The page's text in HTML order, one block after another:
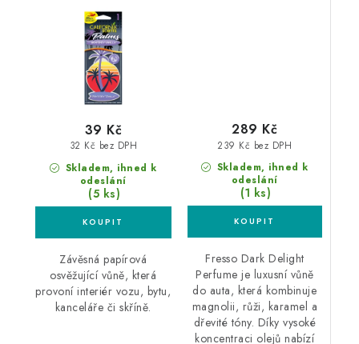
Skladem, ihned k
odeslání
(5 ks)
32 Kč bez DPH
39 Kč
Závěsná papírová
osvěžující vůně, která
provoní interiér vozu, bytu,
kanceláře či skříně.
Skladem, ihned k
odeslání
(1 ks)
239 Kč bez DPH
289 Kč
Fresso Dark Delight
Perfume je luxusní vůně
do auta, která kombinuje
magnolii, růži, karamel a
dřevité tóny. Díky vysoké
koncentraci olejů nabízí